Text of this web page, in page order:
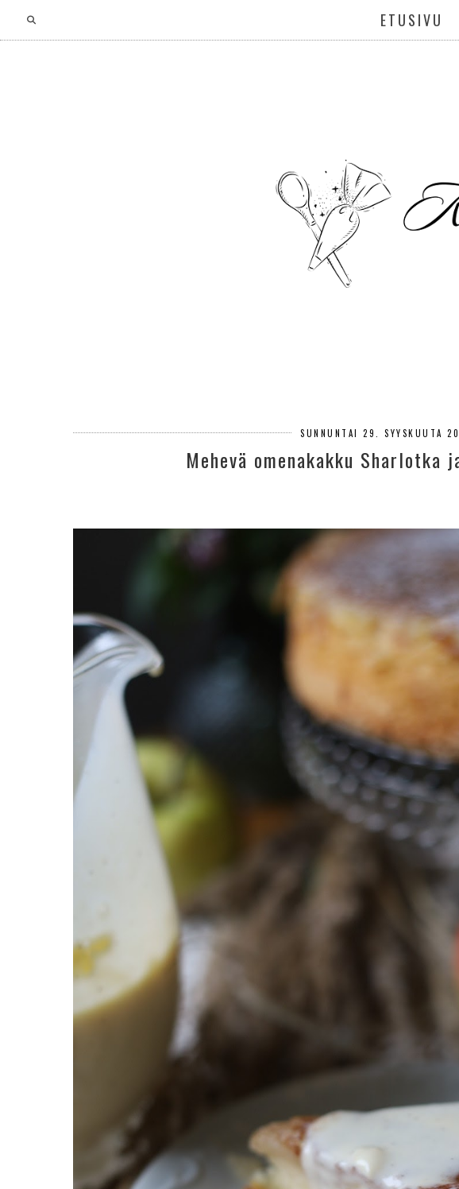
ETUSIVU
SUNNUNTAI 29. SYYSKUUTA
Mehevä omenakakku Sharlotka